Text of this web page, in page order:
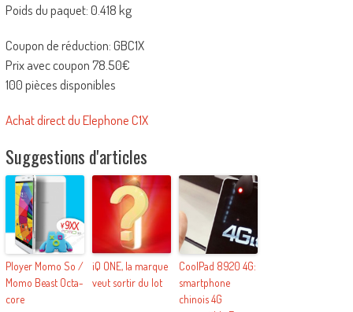
Poids du paquet: 0.418 kg
Coupon de réduction: GBC1X
Prix avec coupon 78.50€
100 pièces disponibles
Achat direct du Elephone C1X
Suggestions d'articles
Ployer Momo So /
Momo Beast Octa-
core
iQ ONE, la marque
veut sortir du lot
CoolPad 8920 4G:
smartphone
chinois 4G